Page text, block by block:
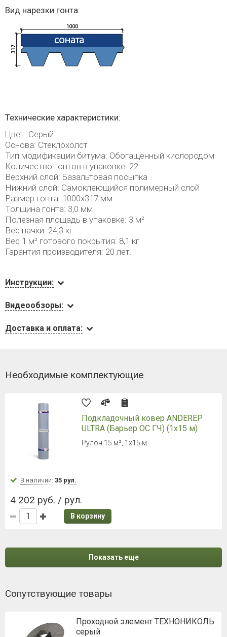
Вид нарезки гонта:
Технические характеристики:
Цвет: Серый
Основа: Стеклохолст
Тип модификации битума: Обогащенный кислородом
Количество гонтов в упаковке: 22
Верхний слой: Базальтовая посыпка
Нижний слой: Самоклеющийся полимерный слой
Размер гонта: 1000х317 мм
Толщина гонта: 3,0 мм
Полезная площадь в упаковке: 3 м²
Вес пачки: 24,3 кг
Вес 1 м² готового покрытия: 8,1 кг
Гарантия производителя: 20 лет.
Инструкции:
Видеообзоры:
Доставка и оплата:
Необходимые комплектующие
Подкладочный ковер ANDEREP
ULTRA (Барьер ОС ГЧ) (1х15 м)
Рулон 15 м², 1х15 м.
В наличии: 35 рул.
4 202 руб. / рул.
В корзину
Показать еще
Сопутствующие товары
Проходной элемент ТЕХНОНИКОЛЬ
серый